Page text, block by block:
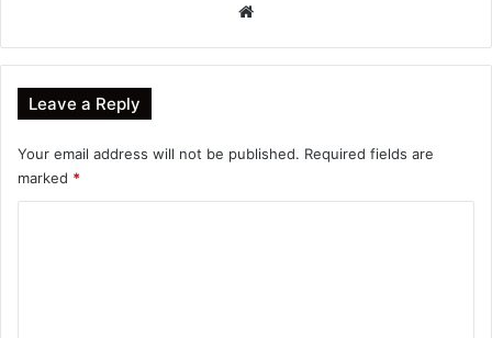
Leave a Reply
Your email address will not be published. Required fields are
marked *